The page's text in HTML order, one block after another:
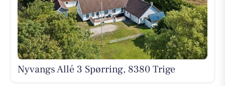
Nyvangs Allé 3 Spørring, 8380 Trige